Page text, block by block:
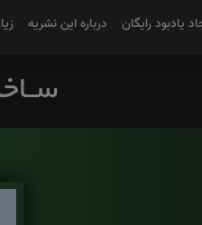
یادبود رایگان درباره این نشریه